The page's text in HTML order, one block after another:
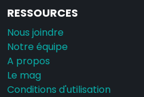
RESSOURCES
Nous joindre
Notre équipe
A propos
Le mag
Conditions d'utilisation